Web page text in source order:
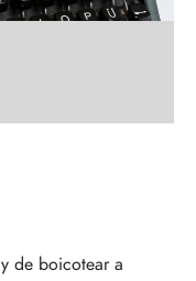
de boicotear a